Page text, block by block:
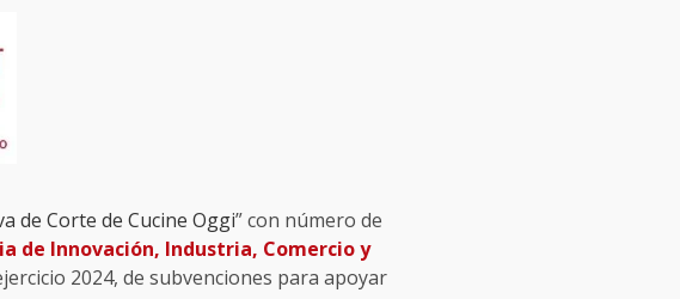
de Corte de Cucine Oggi” con número de
de Innovación, Industria, Comercio y
2024, de subvenciones para apoyar